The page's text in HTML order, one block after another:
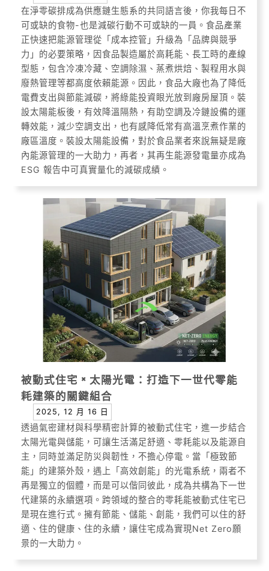
在淨零碳排成為供應鏈生態系的共同語言後，你我每日不
可或缺的食物-也是減碳行動不可或缺的一員。食品產業
正快速把能源管理從「成本控管」升級為「品牌與競爭
力」的必要策略，因食品製造屬於高耗能、長工時的產線
型態，包含冷凍冷藏、空調除濕、蒸煮烘焙、製程用水與
廢熱管理等都高度依賴能源。因此，食品大廠也為了降低
電費支出與節能減碳，將綠能投資眼光放到廠房屋頂。裝
設太陽能板後，有效降溫隔熱，有助空調及冷鏈設備的運
轉效能，減少空調支出，也有感降低常有高溫烹煮作業的
廠區溫度。裝設太陽能設備，對於食品業者來說無疑是廠
內能源管理的一大助力，再者，其再生能源發電量亦成為
ESG 報告中可真實量化的減碳成績。
被動式住宅 × 太陽光電：打造下一世代零能
耗建築的關鍵組合
2025, 12 月 16 日
透過氣密建材與科學精密計算的被動式住宅，進一步結合
太陽光電與儲能，可讓生活滿足舒適、零耗能以及能源自
主，同時並滿足防災與韌性，不擔心停電。當「極致節
能」的建築外殼，遇上「高效創能」的光電系統，兩者不
再是獨立的個體，而是可以偕同彼此，成為共構為下一世
代建築的永續選項。跨領域的整合的零耗能被動式住宅已
是現在進行式。擁有節能、儲能、創能，我們可以住的舒
適、住的健康、住的永續，讓住宅成為實現Net Zero願
景的一大助力。